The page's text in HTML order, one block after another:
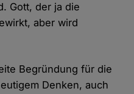
Gott, der ja die
aber wird
Begründung für die
Denken, auch